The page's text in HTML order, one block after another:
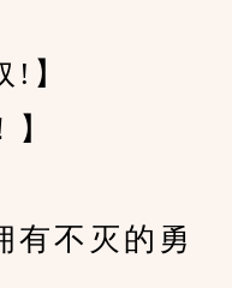
】
不灭的勇